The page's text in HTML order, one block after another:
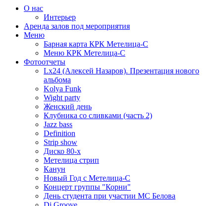
О нас
Интерьер
Аренда залов под мероприятия
Меню
Барная карта КРК Метелица-С
Меню КРК Метелица-С
Фотоотчеты
Lx24 (Алексей Назаров). Презентация нового
альбома
Kolya Funk
Wight party
Женский день
Клубника со сливками (часть 2)
Jazz bass
Definition
Strip show
Диско 80-х
Метелица стрип
Канун
Новый Год с Метелица-С
Концерт группы "Корни"
День студента при участии МС Белова